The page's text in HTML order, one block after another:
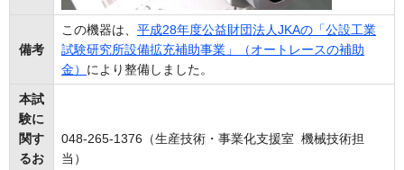
備考
この機器は、 平成28年度公益財団法人JKAの「公設工業
試験研究所設備拡充補助事業」（オートレースの補助
金） により整備しました。
本試
験に
関す
るお
048-265-1376（生産技術・事業化支援室 機械技術担
当）